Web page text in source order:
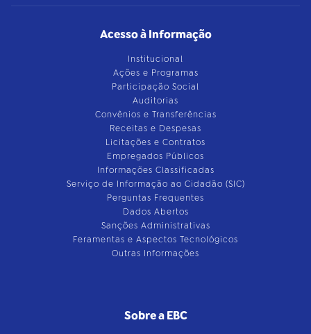
Acesso à Informação
Institucional
Ações e Programas
Participação Social
Auditorias
Convênios e Transferências
Receitas e Despesas
Licitações e Contratos
Empregados Públicos
Informações Classificadas
Serviço de Informação ao Cidadão (SIC)
Perguntas Frequentes
Dados Abertos
Sanções Administrativas
Feramentas e Aspectos Tecnológicos
Outras Informações
Sobre a EBC